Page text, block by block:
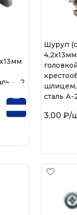
А-2
Шуруп
сталь А-
3,00 ₽/